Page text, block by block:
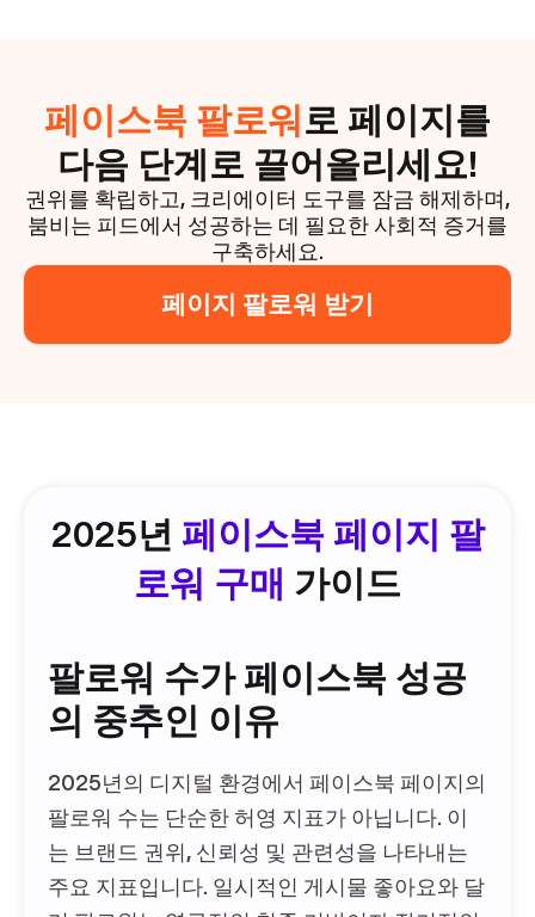
페이스북 팔로워 로 페이지를
다음 단계로 끌어올리세요!
권위를 확립하고, 크리에이터 도구를 잠금 해제하며,
붐비는 피드에서 성공하는 데 필요한 사회적 증거를
구축하세요.
페이지 팔로워 받기
2025년 페이스북 페이지 팔
로워 구매 가이드
팔로워 수가 페이스북 성공
의 중추인 이유
2025년의 디지털 환경에서 페이스북 페이지의
팔로워 수는 단순한 허영 지표가 아닙니다. 이
는 브랜드 권위, 신뢰성 및 관련성을 나타내는
주요 지표입니다. 일시적인 게시물 좋아요와 달